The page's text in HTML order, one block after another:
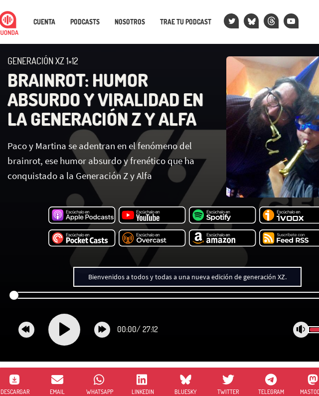
CUENTA PODCASTS NOSOTROS TRAE TU PODCAST
GENERACIÓN XZ 1×12
BRAINROT: HUMOR
ABSURDO Y VIRALIDAD EN
LA GENERACIÓN Z Y ALFA
Paco y Martina se adentran en el fenómeno del
brainrot, ese humor absurdo y frenético que ha
conquistado a la Generación Z y Alfa
Bienvenidos a todos y todas a una nueva edición de generación XZ.
00:00/ 27:12
DESCARGAR EMAIL WHATSAPP LINKEDIN BLUESKY TWITTER TELEGRAM